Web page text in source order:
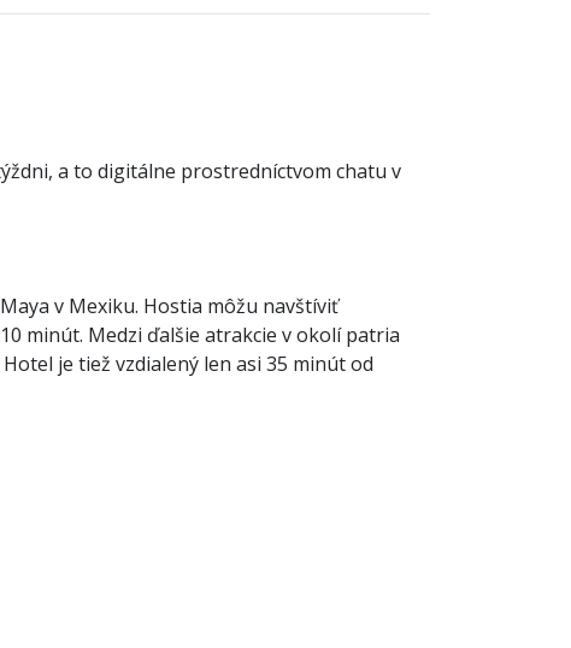
a to digitálne prostredníctvom chatu v
v Mexiku. Hostia môžu navštíviť
minút. Medzi ďalšie atrakcie v okolí patria
je tiež vzdialený len asi 35 minút od